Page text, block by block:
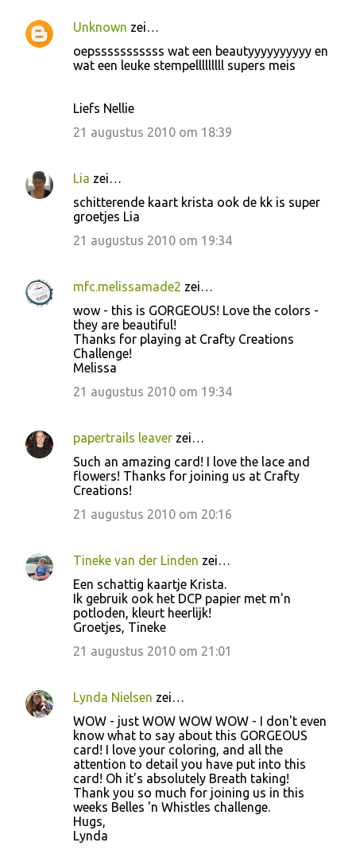
Unknown zei…
oepsssssssssss wat een beautyyyyyyyyyy en
wat een leuke stempelllllllll supers meis
Liefs Nellie
21 augustus 2010 om 18:39
Lia zei…
schitterende kaart krista ook de kk is super
groetjes Lia
21 augustus 2010 om 19:34
mfc.melissamade2 zei…
wow - this is GORGEOUS! Love the colors -
they are beautiful!
Thanks for playing at Crafty Creations
Challenge!
Melissa
21 augustus 2010 om 19:34
papertrails leaver zei…
Such an amazing card! I love the lace and
flowers! Thanks for joining us at Crafty
Creations!
21 augustus 2010 om 20:16
Tineke van der Linden zei…
Een schattig kaartje Krista.
Ik gebruik ook het DCP papier met m'n
potloden, kleurt heerlijk!
Groetjes, Tineke
21 augustus 2010 om 21:01
Lynda Nielsen zei…
WOW - just WOW WOW WOW - I don't even
know what to say about this GORGEOUS
card! I love your coloring, and all the
attention to detail you have put into this
card! Oh it's absolutely Breath taking!
Thank you so much for joining us in this
weeks Belles 'n Whistles challenge.
Hugs,
Lynda